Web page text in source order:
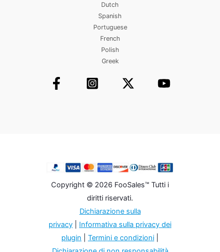
Dutch
Spanish
Portuguese
French
Polish
Greek
Copyright © 2026 FooSales™ Tutti i
diritti riservati.
Dichiarazione sulla
privacy
Informativa sulla privacy dei
plugin
Termini e condizioni